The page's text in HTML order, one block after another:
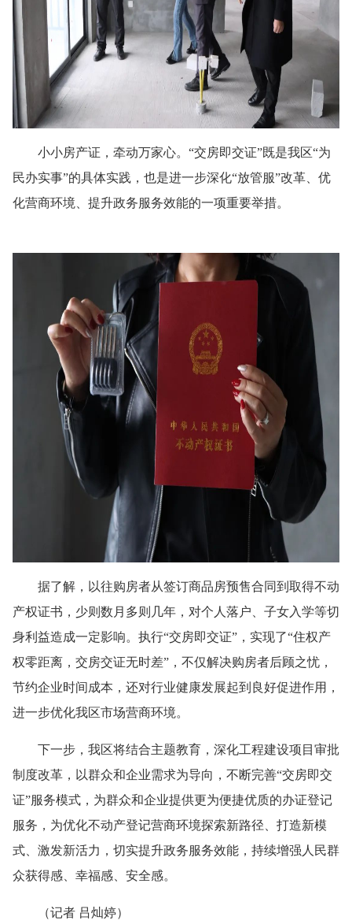
小小房产证，牵动万家心。“交房即交证”既是我区“为
民办实事”的具体实践，也是进一步深化“放管服”改革、优
化营商环境、提升政务服务效能的一项重要举措。
据了解，以往购房者从签订商品房预售合同到取得不动
产权证书，少则数月多则几年，对个人落户、子女入学等切
身利益造成一定影响。执行“交房即交证”，实现了“住权产
权零距离，交房交证无时差”，不仅解决购房者后顾之忧，
节约企业时间成本，还对行业健康发展起到良好促进作用，
进一步优化我区市场营商环境。
下一步，我区将结合主题教育，深化工程建设项目审批
制度改革，以群众和企业需求为导向，不断完善“交房即交
证”服务模式，为群众和企业提供更为便捷优质的办证登记
服务，为优化不动产登记营商环境探索新路径、打造新模
式、激发新活力，切实提升政务服务效能，持续增强人民群
众获得感、幸福感、安全感。
（记者 吕灿婷）